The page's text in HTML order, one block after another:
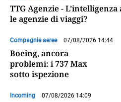
TTG Agenzie -
le agenzie di viaggi?
Compagnie aeree 07/08/2026 14:44
Boeing, ancora
problemi: i 737 Max
sotto ispezione
Incoming 07/08/2026 14:09